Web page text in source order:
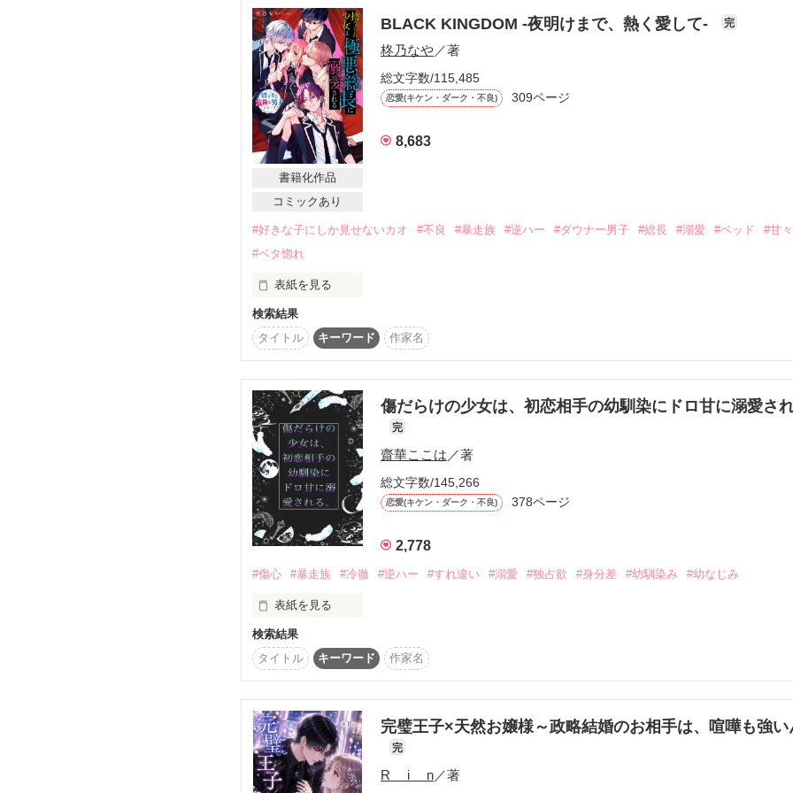
栗栖　天音(Kurusu Amane)
《会計》
飛鳥馬　羽雨(Asuma Wau)
《会計監査》
九条　秋斗(Kuzyou Akito)
✴︎－－－－－－－－✴︎
「好きだよ、胡桃」
「くーちゃんの事が…好き」
想いが交差する中、
歪んだ愛も、終着点へ──
＊2025.10.25.完＊
⇩
はもっとスケールが大きく話が広がっていくのでぜひ楽しんでいただけたらと思います！
※この物語はフィクションです。
実在の人物、団体とは一切関係ありません。
暴力、未成年での喫煙、飲酒は法律で禁止されています。
読み比べてみてください( ´艸｀)
作品を読む
いつどこで間違えたのか、気づけばイケメンライバルたちからやたらと執着される羽目に！？
しかも──
『お前、めちゃくちゃバズってるよ』
『え？』
思いの外、世間からの注目も集めてしまって……？
計算と演技で塗り固めた不憫ヒロインの、『こんなはずじゃなかった』オーディションライフ。
訳アリの天才少年たちに振り回され、問題解決のために奔走する日々の中、千歳の心は少しず
◎2025.3.13〜
毎週木曜更新
元人気No.１アイドル、「カレン」。
普通の高校生活を送りたい彼女が、
電撃引退後、正体を隠して編入した学園は……
——個性豊かな、彼女のファンで溢れていた。
「お前のことは、俺に守らせろ」
総合首席の御曹司で、
校内を統率する暴走族の総長。
完璧主義の生徒会長。
実はカレン命の熱狂的ファン。
心優しい執着気質美男子。
生徒会役員、暴走族の最強幹部まで……！
元人気No.1アイドルを巡る恋のバトル、始動。
超王道×超溺愛×超逆ハー！
＼御曹司だらけの学園で、秘密のドキドキ溺愛生活／
書籍化作品
コミックあり
BLACK KINGDOM -夜明けまで、熱く愛して- 完
柊乃なや／著
総文字数/115,485
恋愛(キケン・ダーク・不良) 309ページ
8,683
#好きな子にしか見せないカオ #不良 #暴走族 #逆ハー #ダウナー男子 #総長 #溺愛 #ベッド
#甘々
#ベタ惚れ
表紙を見る
黒帝高校・旧生徒会室。
──毎月1日
黒帝の QUEEN は「 くじ引き 」で決まる。
2年A組  出席番号 1番
「QUEENになるのが嫌で
逃亡を図った女って……お前？」
検索結果
タイトル
キーワード 作家名
傷だらけの少女は、初恋相手の幼馴染にドロ甘に溺愛され
完
齋華ここは ／著
総文字数/145,266
恋愛(キケン・ダーク・不良) 378ページ
2,778
#傷心 #暴走族 #冷徹 #逆ハー #すれ違い #溺愛 #独占欲 #身分差 #幼馴染み #幼なじみ
表紙を見る
親に捨てられ、過去の初恋は、儚く散った。
忘れなきゃと思って生きていたら───。
また、出会いました。
「椿月、大丈夫か？」
検索結果
タイトル
キーワード 作家名
完璧王子×天然お嬢様～政略結婚のお相手は、喧嘩も強い
完
R i n／著